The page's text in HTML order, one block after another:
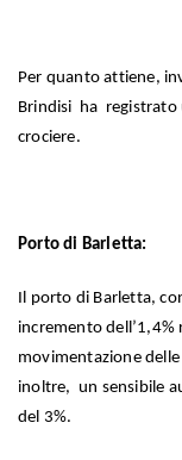
Per quanto attiene,
Brindisi ha registrato
crociere.
Porto di Barletta:
Il porto di Barletta,
incremento
movimentazione
inoltre, un sensibile
del 3%.